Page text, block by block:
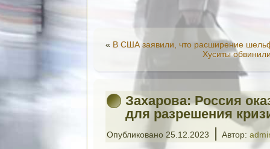
« В США заявили, что расширение
Хуситы
Захарова: Россия
для разрешения
Опубликовано 25.12.2023 | Автор: